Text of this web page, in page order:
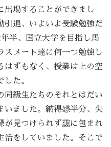
出場することができまし
引退、いよいよ受験勉強だ
半、国立大学を目指し馬
スメート達に何一つ勉強し
はずもなく、授業は上の空
た。
同級生たちのそれとはだい
いました。納得感半分、失
が見つけられず靄に包まれ
活をしていました。そこで